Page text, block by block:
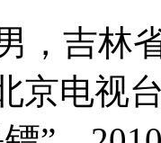
吉林省
京电视